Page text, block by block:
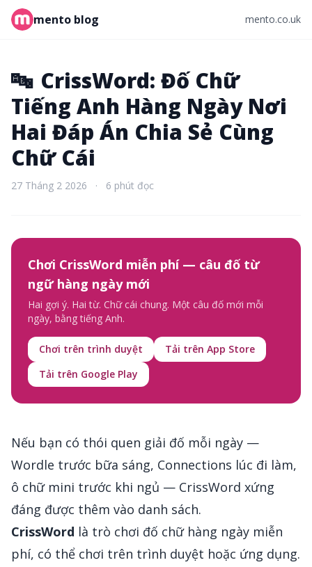
mento blog mento.co.uk
🔤 CrissWord: Đố Chữ
Tiếng Anh Hàng Ngày Nơi
Hai Đáp Án Chia Sẻ Cùng
Chữ Cái
27 Tháng 2 2026 · 6 phút đọc
Chơi CrissWord miễn phí — câu đố từ
ngữ hàng ngày mới
Hai gợi ý. Hai từ. Chữ cái chung. Một câu đố mới mỗi
ngày, bằng tiếng Anh.
Chơi trên trình duyệt
Tải trên App Store
Tải trên Google Play
Nếu bạn có thói quen giải đố mỗi ngày —
Wordle trước bữa sáng, Connections lúc đi làm,
ô chữ mini trước khi ngủ — CrissWord xứng
đáng được thêm vào danh sách.
CrissWord là trò chơi đố chữ hàng ngày miễn
phí, có thể chơi trên trình duyệt hoặc ứng dụng.